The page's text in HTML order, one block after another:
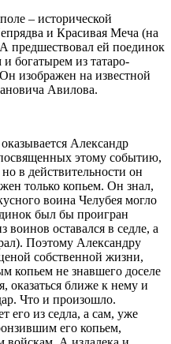
– исторической
и Красивая Меча (на
предшествовал ей поединок
богатырем из татаро-
изображен на известной
Авилова.
Александр
этому событию,
в действительности он
только копьем. Он знал,
воина Челубея могло
был бы проигран
воинов оставался в седле, а
Поэтому Александру
собственной жизни,
копьем не знавшего доселе
оказаться ближе к нему и
Что и произошло.
его из седла, а сам, уже
его копьем,